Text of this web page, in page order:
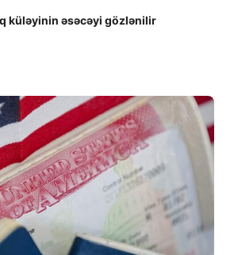
küləyinin əsəcəyi gözlənilir